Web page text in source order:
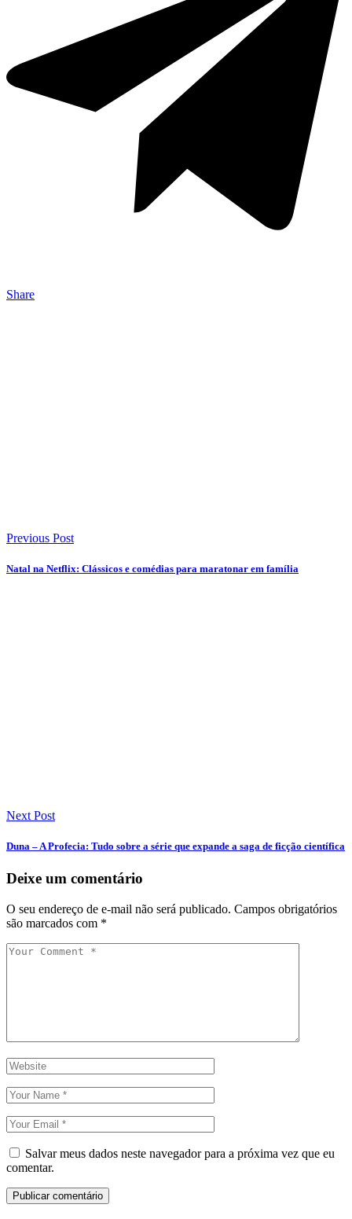
Share
Previous Post
Natal na Netflix: Clássicos e comédias para maratonar em família
Next Post
Duna – A Profecia: Tudo sobre a série que expande a saga de ficção científica
Deixe um comentário
O seu endereço de e-mail não será publicado. Campos obrigatórios
são marcados com *
Salvar meus dados neste navegador para a próxima vez que eu
comentar.